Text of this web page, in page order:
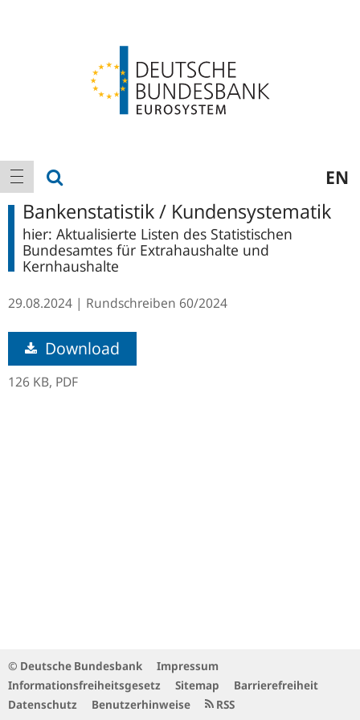
Hauptnavigation
Navigation anzeigen EN
Bankenstatistik / Kundensystematik
hier: Aktualisierte Listen des Statistischen
Bundesamtes für Extrahaushalte und
Kernhaushalte
29.08.2024 Rundschreiben 60/2024
Download
126 KB, PDF
© Deutsche Bundesbank
Impressum
Informationsfreiheitsgesetz
Sitemap
Barrierefreiheit
Datenschutz
Benutzerhinweise RSS